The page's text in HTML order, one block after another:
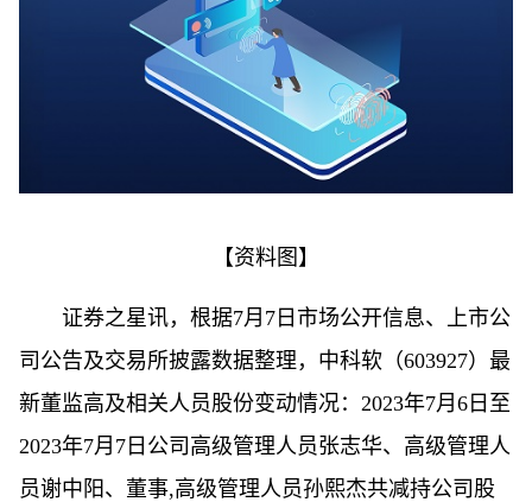
【资料图】
证券之星讯，根据7月7日市场公开信息、上市公
司公告及交易所披露数据整理，中科软（603927）最
新董监高及相关人员股份变动情况：2023年7月6日至
2023年7月7日公司高级管理人员张志华、高级管理人
员谢中阳、董事,高级管理人员孙熙杰共减持公司股